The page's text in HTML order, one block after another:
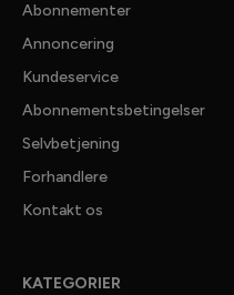
Abonnementer
Annoncering
Kundeservice
Abonnementsbetingelser
Selvbetjening
Forhandlere
Kontakt os
KATEGORIER